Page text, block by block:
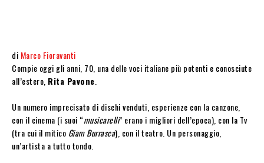
di Marco Fioravanti
Compie oggi gli anni, 70, una delle voci italiane più potenti e conosciute
all’estero, Rita Pavone
Un numero imprecisato di dischi venduti, esperienze con la canzone,
con il cinema (i suoi “musicarelli” erano i migliori dell’epoca), con la Tv
(tra cui il mitico Giam Burrasca), con il teatro. Un personaggio,
un’artista a tutto tondo.